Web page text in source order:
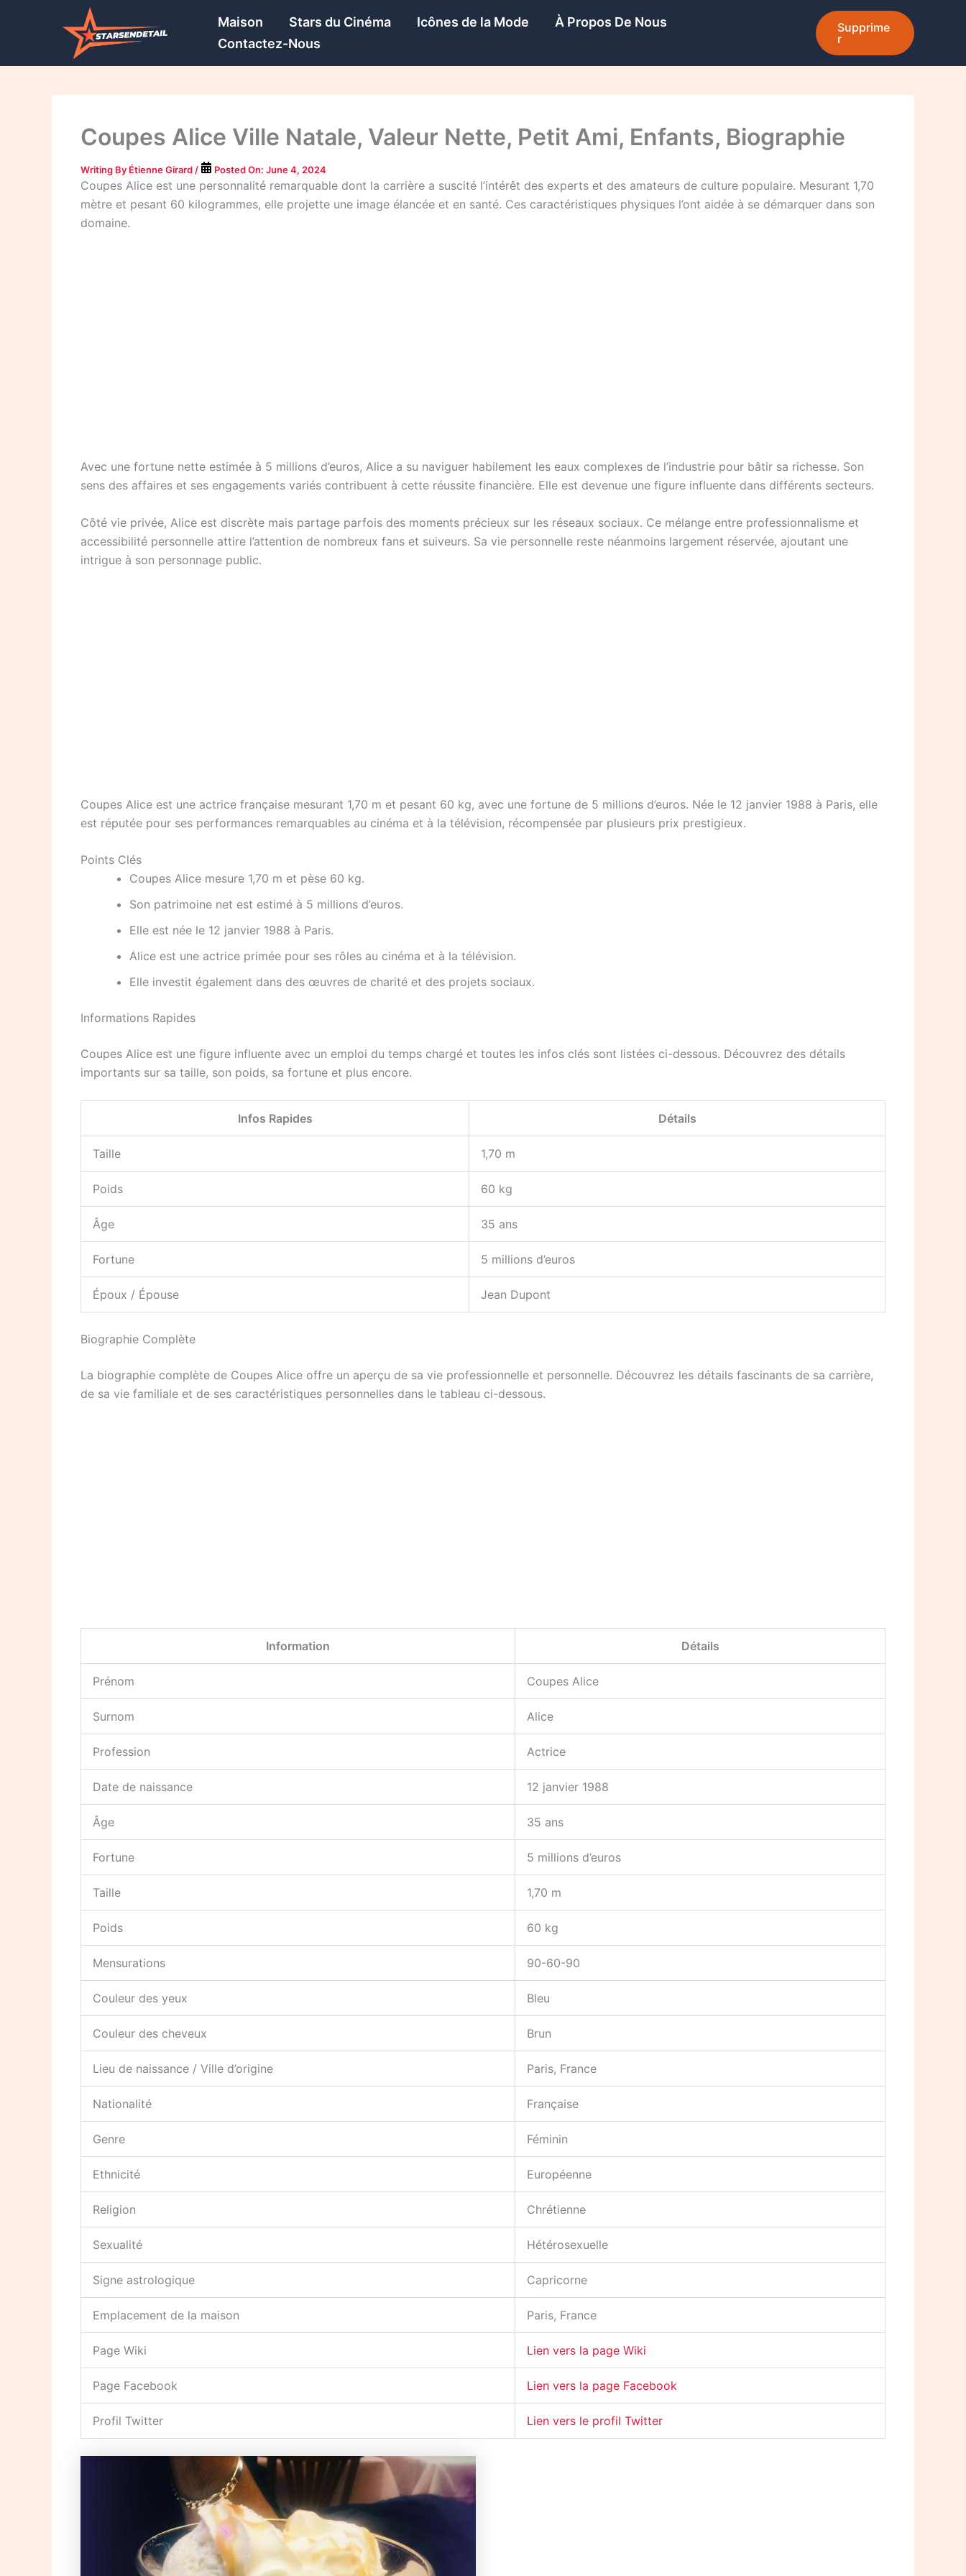
Maison Stars du Cinéma Icônes de la Mode
À Propos De Nous
Contactez-Nous
Supprime
r
Coupes Alice Ville Natale, Valeur Nette, Petit Ami, Enfants, Biographie
Writing By Étienne Girard / Posted On: June 4, 2024
Coupes Alice est une personnalité remarquable dont la carrière a suscité l’intérêt des experts et des amateurs de culture populaire. Mesurant 1,70
mètre et pesant 60 kilogrammes, elle projette une image élancée et en santé. Ces caractéristiques physiques l’ont aidée à se démarquer dans son
domaine.
Avec une fortune nette estimée à 5 millions d’euros, Alice a su naviguer habilement les eaux complexes de l’industrie pour bâtir sa richesse. Son
sens des affaires et ses engagements variés contribuent à cette réussite financière. Elle est devenue une figure influente dans différents secteurs.
Côté vie privée, Alice est discrète mais partage parfois des moments précieux sur les réseaux sociaux. Ce mélange entre professionnalisme et
accessibilité personnelle attire l’attention de nombreux fans et suiveurs. Sa vie personnelle reste néanmoins largement réservée, ajoutant une
intrigue à son personnage public.
Coupes Alice est une actrice française mesurant 1,70 m et pesant 60 kg, avec une fortune de 5 millions d’euros. Née le 12 janvier 1988 à Paris, elle
est réputée pour ses performances remarquables au cinéma et à la télévision, récompensée par plusieurs prix prestigieux.
Points Clés
Coupes Alice mesure 1,70 m et pèse 60 kg.
Son patrimoine net est estimé à 5 millions d’euros.
Elle est née le 12 janvier 1988 à Paris.
Alice est une actrice primée pour ses rôles au cinéma et à la télévision.
Elle investit également dans des œuvres de charité et des projets sociaux.
Informations Rapides
Coupes Alice est une figure influente avec un emploi du temps chargé et toutes les infos clés sont listées ci-dessous. Découvrez des détails
importants sur sa taille, son poids, sa fortune et plus encore.
Infos Rapides Détails
Taille 1,70 m
Poids 60 kg
Âge 35 ans
Fortune 5 millions d’euros
Époux / Épouse Jean Dupont
Biographie Complète
La biographie complète de Coupes Alice offre un aperçu de sa vie professionnelle et personnelle. Découvrez les détails fascinants de sa carrière,
de sa vie familiale et de ses caractéristiques personnelles dans le tableau ci-dessous.
Information Détails
Prénom Coupes Alice
Surnom Alice
Profession Actrice
Date de naissance 12 janvier 1988
Âge 35 ans
Fortune 5 millions d’euros
Taille 1,70 m
Poids 60 kg
Mensurations 90-60-90
Couleur des yeux Bleu
Couleur des cheveux Brun
Lieu de naissance / Ville d’origine Paris, France
Nationalité Française
Genre Féminin
Ethnicité Européenne
Religion Chrétienne
Sexualité Hétérosexuelle
Signe astrologique Capricorne
Emplacement de la maison Paris, France
Page Wiki Lien vers la page Wiki
Page Facebook Lien vers la page Facebook
Profil Twitter Lien vers le profil Twitter